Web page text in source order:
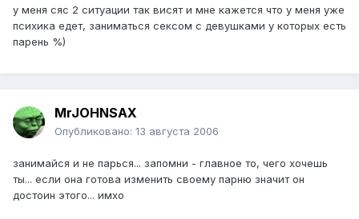
у меня сяс 2 ситуации так висят и мне кажется что у меня уже
психика едет, заниматься сексом с девушками у которых есть
парень %)
MrJOHNSAX
Опубликовано: 13 августа 2006
занимайся и не парься... запомни - главное то, чего хочешь
ты... если она готова изменить своему парню значит он
достоин этого... имхо